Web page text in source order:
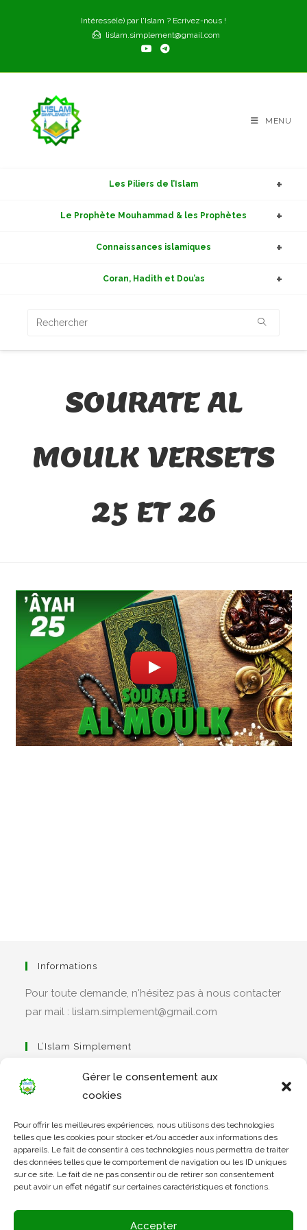
Gérer le consentement aux
cookies
Pour offrir les meilleures expériences, nous utilisons des technologies
telles que les cookies pour stocker et/ou accéder aux informations des
appareils. Le fait de consentir à ces technologies nous permettra de traiter
des données telles que le comportement de navigation ou les ID uniques
sur ce site. Le fait de ne pas consentir ou de retirer son consentement
peut avoir un effet négatif sur certaines caractéristiques et fonctions.
Accepter
Intéressé(e) par l'Islam ? Ecrivez-nous !
lislam.simplement@gmail.com
MENU
Les Piliers de l’Islam
Le Prophète Mouhammad & les Prophètes
Connaissances islamiques
Coran, Hadith et Dou’as
SOURATE AL
MOULK VERSETS
25 ET 26
Informations
Pour toute demande, n'hésitez pas à nous contacter
par mail : lislam.simplement@gmail.com
L’Islam Simplement
dans
un
nouvel
onglet
Apprendre Le Coran Simplement